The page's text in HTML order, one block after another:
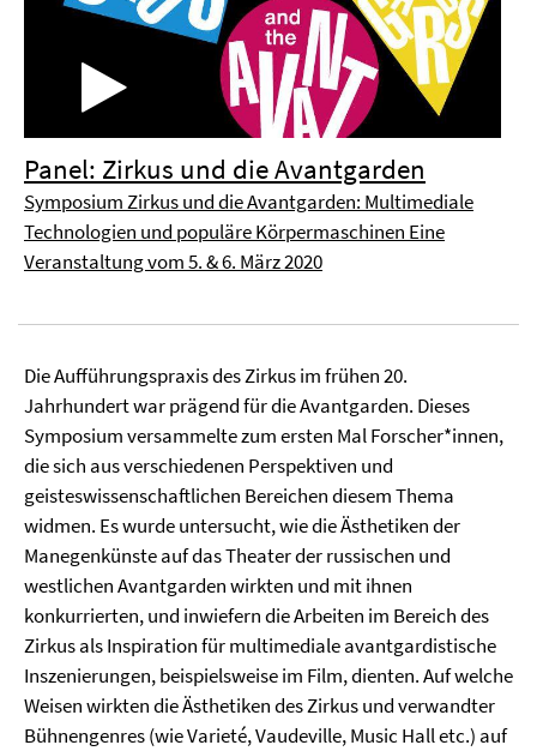
Panel: Zirkus und die Avantgarden
Symposium Zirkus und die Avantgarden: Multimediale
Technologien und populäre Körpermaschinen Eine
Veranstaltung vom 5. & 6. März 2020
Die Aufführungspraxis des Zirkus im frühen 20.
Jahrhundert war prägend für die Avantgarden. Dieses
Symposium versammelte zum ersten Mal Forscher*innen,
die sich aus verschiedenen Perspektiven und
geisteswissenschaftlichen Bereichen diesem Thema
widmen. Es wurde untersucht, wie die Ästhetiken der
Manegenkünste auf das Theater der russischen und
westlichen Avantgarden wirkten und mit ihnen
konkurrierten, und inwiefern die Arbeiten im Bereich des
Zirkus als Inspiration für multimediale avantgardistische
Inszenierungen, beispielsweise im Film, dienten. Auf welche
Weisen wirkten die Ästhetiken des Zirkus und verwandter
Bühnengenres (wie Varieté, Vaudeville, Music Hall etc.) auf